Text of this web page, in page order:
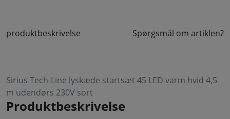
produktbeskrivelse Spørgsmål om artiklen?
Sirius Tech-Line lyskæde startsæt 45 LED varm hvid 4,5
m udendørs 230V sort
Produktbeskrivelse